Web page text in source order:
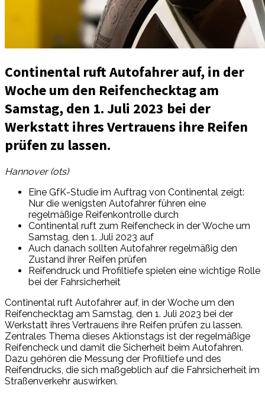
Continental ruft Autofahrer auf, in der
Woche um den Reifenchecktag am
Samstag, den 1. Juli 2023 bei der
Werkstatt ihres Vertrauens ihre Reifen
prüfen zu lassen.
Hannover (ots)
Eine GfK-Studie im Auftrag von Continental zeigt:
Nur die wenigsten Autofahrer führen eine
regelmäßige Reifenkontrolle durch
Continental ruft zum Reifencheck in der Woche um
Samstag, den 1. Juli 2023 auf
Auch danach sollten Autofahrer regelmäßig den
Zustand ihrer Reifen prüfen
Reifendruck und Profiltiefe spielen eine wichtige Rolle
bei der Fahrsicherheit
Continental ruft Autofahrer auf, in der Woche um den
Reifenchecktag am Samstag, den 1. Juli 2023 bei der
Werkstatt ihres Vertrauens ihre Reifen prüfen zu lassen.
Zentrales Thema dieses Aktionstags ist der regelmäßige
Reifencheck und damit die Sicherheit beim Autofahren.
Dazu gehören die Messung der Profiltiefe und des
Reifendrucks, die sich maßgeblich auf die Fahrsicherheit im
Straßenverkehr auswirken.